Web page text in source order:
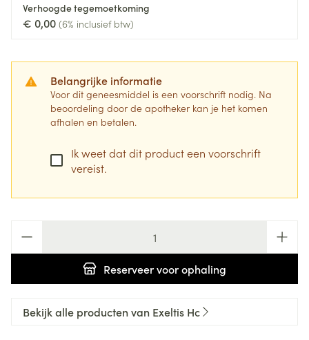
Verhoogde tegemoetkoming
€ 0,00 (6% inclusief btw)
Belangrijke informatie
Voor dit geneesmiddel is een voorschrift nodig. Na
beoordeling door de apotheker kan je het komen
afhalen en betalen.
Ik weet dat dit product een voorschrift
vereist.
Reserveervoor ophaling
Bekijk alle producten van Exeltis Hc